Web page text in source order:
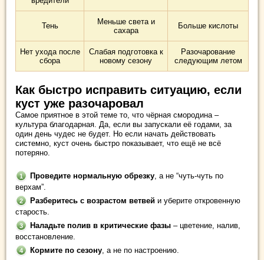
Тень
Меньше света и
сахара
Больше кислоты
Нет ухода после
сбора
Слабая подготовка к
новому сезону
Разочарование
следующим летом
Как быстро исправить ситуацию, если
куст уже разочаровал
Самое приятное в этой теме то, что чёрная смородина –
культура благодарная. Да, если вы запускали её годами, за
один день чудес не будет. Но если начать действовать
системно, куст очень быстро показывает, что ещё не всё
потеряно.
Проведите нормальную обрезку, а не “чуть-чуть по
верхам”.
Разберитесь с возрастом ветвей и уберите откровенную
старость.
Наладьте полив в критические фазы – цветение, налив,
восстановление.
Кормите по сезону, а не по настроению.